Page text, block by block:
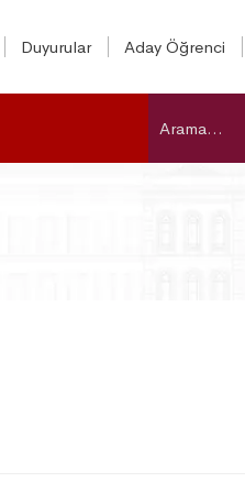
Duyurular Aday Öğrenci